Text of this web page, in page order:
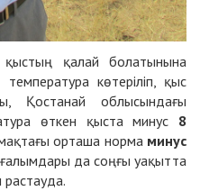
қалай болатынына
көтеріліп, қыс
облысындағы
өткен қыста минус 8
орташа норма минус
да соңғы уақытта